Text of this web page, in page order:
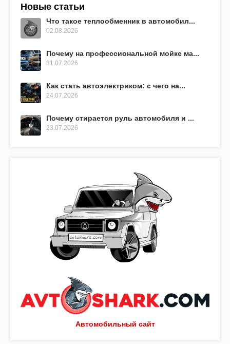
Автомобильный сайт
Новые статьи
Что такое теплообменник в автомобил...
02.08.2026
Почему на профессиональной мойке ма...
31.07.2026
Как стать автоэлектриком: с чего на...
24.07.2026
Почему стирается руль автомобиля и ...
23.07.2026